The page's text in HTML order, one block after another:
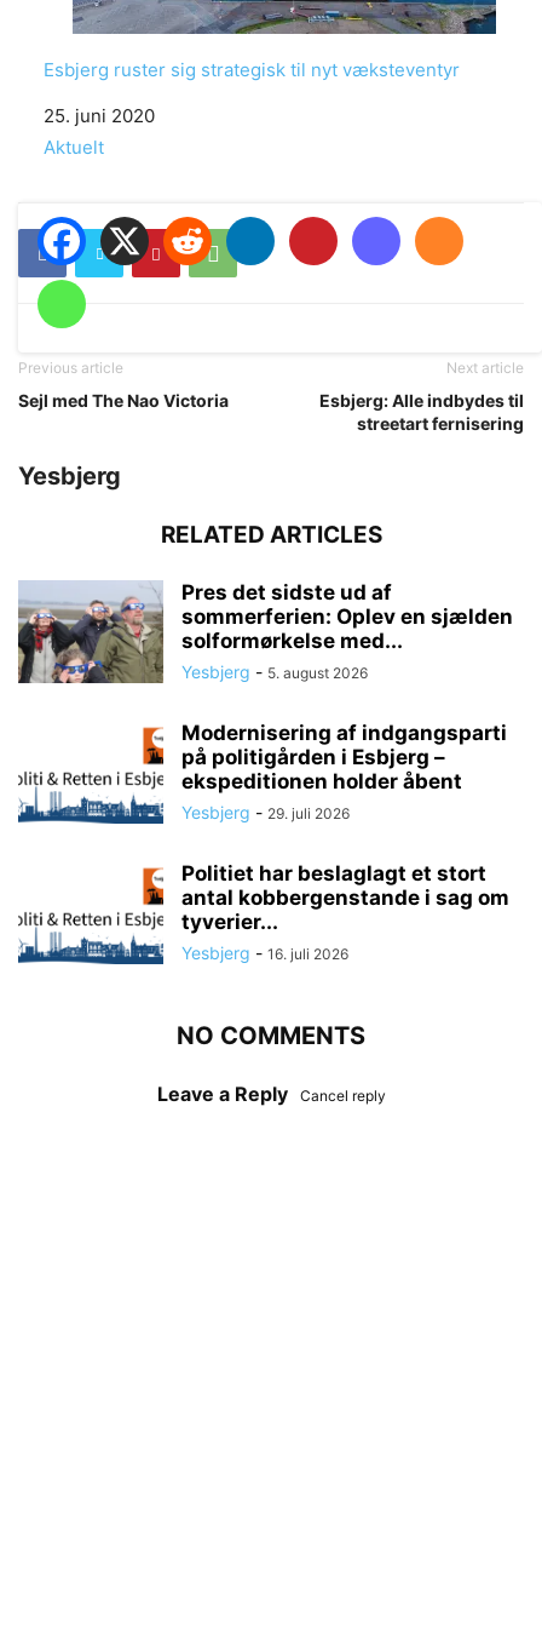
Esbjerg ruster sig strategisk til nyt væksteventyr
Date
25. juni 2020
In relation to
Aktuelt
Previous article
Sejl med The Nao Victoria
Next article
Esbjerg: Alle indbydes til
streetart fernisering
Yesbjerg
RELATED ARTICLES
Pres det sidste ud af
sommerferien: Oplev en sjælden
solformørkelse med...
Yesbjerg - 5. august 2026
Modernisering af indgangsparti
på politigården i Esbjerg –
ekspeditionen holder åbent
Yesbjerg - 29. juli 2026
Politiet har beslaglagt et stort
antal kobbergenstande i sag om
tyverier...
Yesbjerg - 16. juli 2026
NO COMMENTS
Leave a Reply Cancel reply